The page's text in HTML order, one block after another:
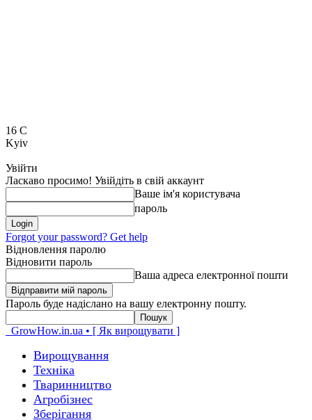
16 C
Kyiv
Увійти
Ласкаво просимо! Увійдіть в свій аккаунт
Ваше ім'я користувача
пароль
Forgot your password? Get help
Відновлення паролю
Відновити пароль
Ваша адреса електронної пошти
Пароль буде надіслано на вашу електронну пошту.
GrowHow.in.ua • [ Як вирощувати ]
Вирощування
Техніка
Тваринництво
Агробізнес
Зберігання